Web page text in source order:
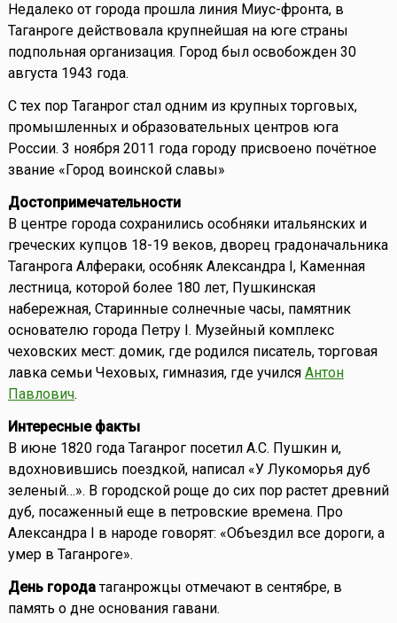
Недалеко от города прошла линия Миус-фронта, в
Таганроге действовала крупнейшая на юге страны
подпольная организация. Город был освобожден 30
августа 1943 года.
C тех пор Таганрог стал одним из крупных торговых,
промышленных и образовательных центров юга
России. 3 ноября 2011 года городу присвоено почётное
звание «Город воинской славы»
Достопримечательности
В центре города сохранились особняки итальянских и
греческих купцов 18-19 веков, дворец градоначальника
Таганрога Алфераки, особняк Александра I, Каменная
лестница, которой более 180 лет, Пушкинская
набережная, Старинные солнечные часы, памятник
основателю города Петру I. Музейный комплекс
чеховских мест: домик, где родился писатель, торговая
лавка семьи Чеховых, гимназия, где учился Антон
Павлович.
Интересные факты
В июне 1820 года Таганрог посетил А.С. Пушкин и,
вдохновившись поездкой, написал «У Лукоморья дуб
зеленый…». В городской роще до сих пор растет древний
дуб, посаженный еще в петровские времена. Про
Александра I в народе говорят: «Объездил все дороги, а
умер в Таганроге».
День городатаганрожцы отмечают в сентябре, в
память о дне основания гавани.